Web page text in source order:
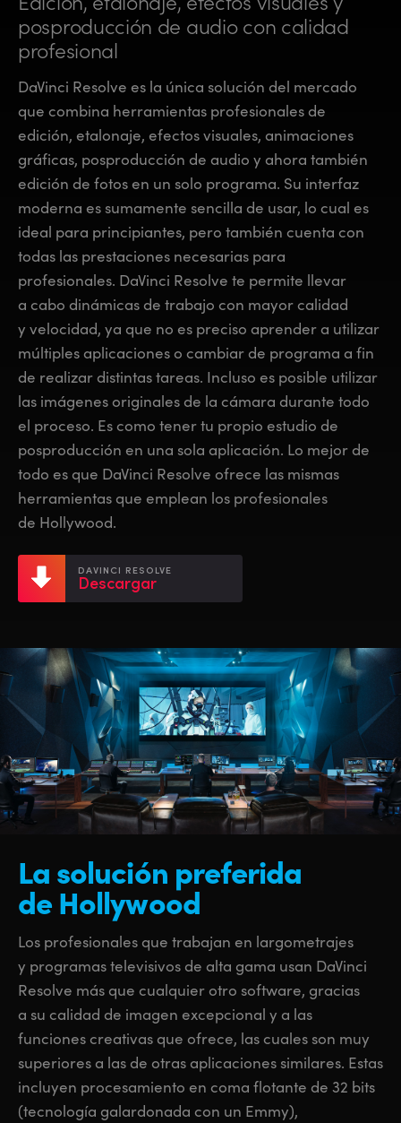
Fusion
Fairlight
Colaboración
Teclado
Paneles
Consolas
Studio
Medios
Capacitación
Especificaciones
Finland
France
Germany
Hong Kong SAR, China
India
Italy
Korea
Mexico
Malaysia
Netherlands
New Zealand
Norway
Poland
Portugal
España
Sweden
Chinese Taipei
Turkey
UAE
Ukraine
United Kingdom
United States
Finland
France
Germany
Hong Kong SAR, China
India
Italy
Korea
Mexico
Malaysia
Netherlands
New Zealand
Norway
Poland
Portugal
España
Sweden
Chinese Taipei
Turkey
UAE
Ukraine
United Kingdom
United States
posproducción de audio con calidad
profesional
DaVinci Resolve es la única solución del mercado
que combina herramientas profesionales de
edición, etalonaje, efectos visuales, animaciones
gráficas, posproducción de audio y ahora también
edición de fotos en un solo programa. Su interfaz
moderna es sumamente sencilla de usar, lo cual es
ideal para principiantes, pero también cuenta con
todas las prestaciones necesarias para
profesionales. DaVinci Resolve te permite llevar
a cabo dinámicas de trabajo con mayor calidad
y velocidad, ya que no es preciso aprender a utilizar
múltiples aplicaciones o cambiar de programa a fin
de realizar distintas tareas. Incluso es posible utilizar
las imágenes originales de la cámara durante todo
el proceso. Es como tener tu propio estudio de
posproducción en una sola aplicación. Lo mejor de
todo es que DaVinci Resolve ofrece las mismas
herramientas que emplean los profesionales
de Hollywood.
DAVINCI RESOLVE
Descargar
La solución preferida
de Hollywood
Los profesionales que trabajan en largometrajes
y programas televisivos de alta gama usan DaVinci
Resolve más que cualquier otro software, gracias
a su calidad de imagen excepcional y a las
funciones creativas que ofrece, las cuales son muy
superiores a las de otras aplicaciones similares. Estas
incluyen procesamiento en coma flotante de 32 bits
(tecnología galardonada con un Emmy),